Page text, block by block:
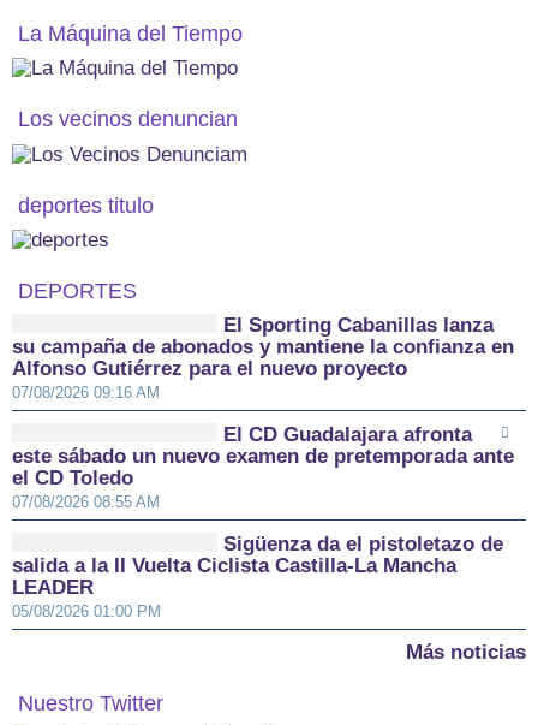
La Máquina del Tiempo
Los vecinos denuncian
deportes titulo
DEPORTES
El Sporting Cabanillas lanza
su campaña de abonados y mantiene la confianza en
Alfonso Gutiérrez para el nuevo proyecto
07/08/2026 09:16 AM
El CD Guadalajara afronta
este sábado un nuevo examen de pretemporada ante
el CD Toledo
07/08/2026 08:55 AM
Sigüenza da el pistoletazo de
salida a la II Vuelta Ciclista Castilla-La Mancha
LEADER
05/08/2026 01:00 PM
Más noticias
Nuestro Twitter